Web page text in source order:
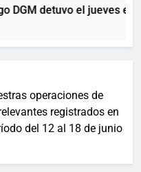
DGM detuvo el jueves el
operaciones de
registrados en
del 12 al 18 de junio